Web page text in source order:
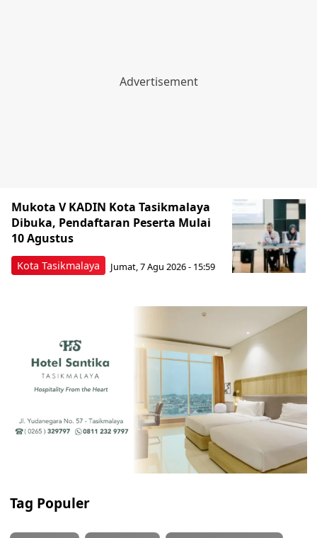
Kota Tasikmalaya
Mukota V KADIN Kota Tasikmalaya
Dibuka, Pendaftaran Peserta Mulai
10 Agustus
Jumat, 7 Agu 2026 - 15:59
Tag Populer